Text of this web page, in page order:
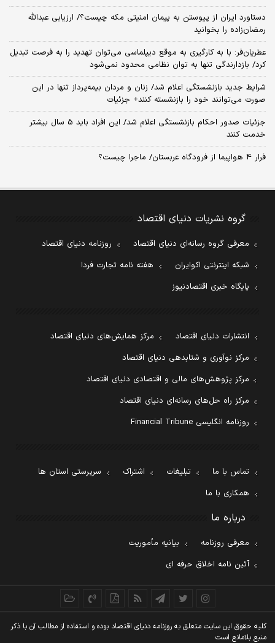
دستاورد ایران از پیوستن به پیمان امنیتی مکه چیست؟/ ارزیابی عبدالله
رمضان‌زاده را بخوانید
عطریان‌فر: با به کارگیری به موقع دیپلماسی می‌توان تهدید را به فرصت تبدیل
کرد/ بازدارندگی تنها به توان نظامی محدود نمی‌شود
شرایط جدید بازنشستگی اعلام شد/ زنان و مردان بیمه‌پرداز تنها در این
صورت می‌توانند خود را بازنشسته کنند+ جزئیات
جزئیات صدور احکام بازنشستگی اعلام شد/ این افراد باید 5 سال بیشتر
خدمت کنند
فرار 4 هواپیما از فرودگاه عربستان/ ماجرا چیست؟
گروه نشریات دنیای اقتصاد
معرفی گروه رسانه‌ای دنیای اقتصاد
روزنامه دنیای اقتصاد
شبکه اینترنتی اکوایران
هفته نامه تجارت فردا
پایگاه خبری اقتصادنیوز
انتشارات دنیای اقتصاد
مرکز همایش‌های دنیای اقتصاد
مرکز نوآوری و شتابدهی دنیای اقتصاد
مرکز پژوهش‌های مالی و اقتصادی دنیای اقتصاد
مرکز راه حل‌های رسانه‌ای دنیای اقتصاد
روزنامه انگلیسی Financial Tribune
تماس با ما تبلیغات اشتراک
سرپرستی استان ها
همکاری با ما
درباره ما
معرفی روزنامه
بیانیه مأموریت
آئین نامه اخلاق حرفه ای
کليه حقوق اين سايت متعلق به روزنامه دنيای اقتصاد بوده و استفاده از مطالب آن با ذکر
منبع بلامانع است